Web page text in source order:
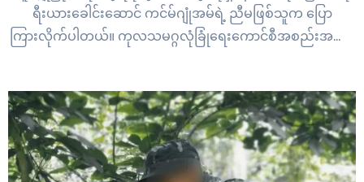
ရီးယားခေါင်းဆောင် ကင်မ်ဂျုံအမ်ရဲ့ ညီမဖြစ်သူက ပြော
ကြားလိုက်ပါတယ်။ ကုလသမဂ္ဂလုံခြုံရေးကောင်စီအစည်းအဝေး
လုပ်ရပ်တွေ ဖြစ်တယ်လို့ဆိုထားတာပါ။ ဒါ့အပြင် ကြိုတင်
သတ်မှတ်ချက်တွေမပါဝင်တဲ့ ဆွေးနွေးမှုတွေပြုလုပ်ဖို့ အမေရိ
ကန်ဘက်က တောင်းဆိုထားပြီး အချိန်နဲ့…